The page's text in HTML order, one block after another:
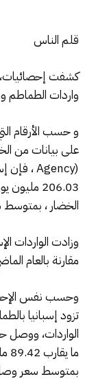
قلم الناس
كشفت إحصائيات،
واردات الطماطم
و حسب الأرقام
الخضار ، بمتوسط ​​سعر يصل
مقارنة بالعام الماضي و 13.58 في المائة
وحسب نفس
بمتوسط ​​سعر وصل إلى 1.15 يورو